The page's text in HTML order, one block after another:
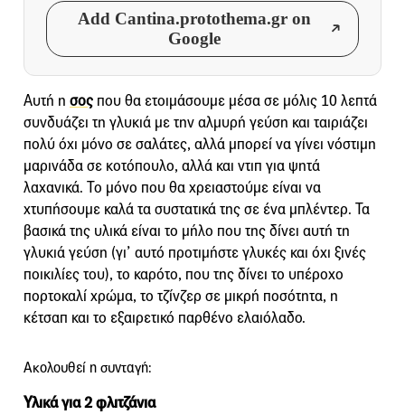
Add Cantina.protothema.gr on
Google
Αυτή η σος που θα ετοιμάσουμε μέσα σε μόλις 10 λεπτά
συνδυάζει τη γλυκιά με την αλμυρή γεύση και ταιριάζει
πολύ όχι μόνο σε σαλάτες, αλλά μπορεί να γίνει νόστιμη
μαρινάδα σε κοτόπουλο, αλλά και ντιπ για ψητά
λαχανικά. Το μόνο που θα χρειαστούμε είναι να
χτυπήσουμε καλά τα συστατικά της σε ένα μπλέντερ. Τα
βασικά της υλικά είναι το μήλο που της δίνει αυτή τη
γλυκιά γεύση (γι’ αυτό προτιμήστε γλυκές και όχι ξινές
ποικιλίες του), το καρότο, που της δίνει το υπέροχο
πορτοκαλί χρώμα, το τζίνζερ σε μικρή ποσότητα, η
κέτσαπ και το εξαιρετικό παρθένο ελαιόλαδο.
Ακολουθεί η συνταγή:
Υλικά για 2 φλιτζάνια